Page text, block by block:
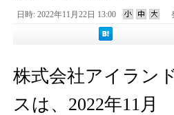
日時: 2022年11月22日 13:00
株式会社アイラン
スは、2022年11月